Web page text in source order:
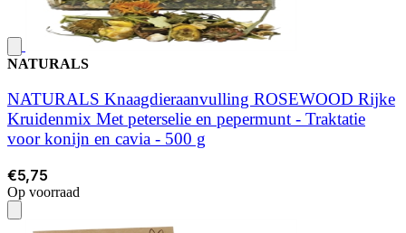
NATURALS
NATURALS Knaagdieraanvulling ROSEWOOD Rijke
Kruidenmix Met peterselie en pepermunt - Traktatie
voor konijn en cavia - 500 g
€5,75
Op voorraad